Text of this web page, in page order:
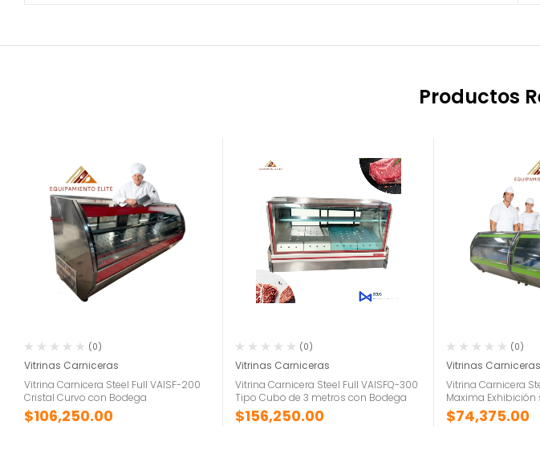
Productos
(0)
Vitrinas Carniceras
Vitrina Carnicera Steel Full VAISF-200
Cristal Curvo con Bodega
$106,250.00
(0)
Vitrinas Carniceras
Vitrina Carnicera Steel Full VAISFQ-300
Tipo Cubo de 3 metros con Bodega
$156,250.00
(0)
Vitrinas Carniceras
Vitrina Carnicera
Maxima Exhibición
$74,375.00